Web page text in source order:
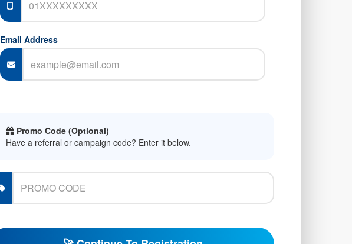
Email Address
Promo Code (Optional)
Have a referral or campaign code? Enter it below.